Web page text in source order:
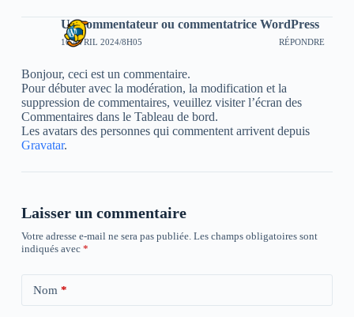
Un commentateur ou commentatrice WordPress
16 AVRIL 2024/8H05 RÉPONDRE
Bonjour, ceci est un commentaire.
Pour débuter avec la modération, la modification et la
suppression de commentaires, veuillez visiter l’écran des
Commentaires dans le Tableau de bord.
Les avatars des personnes qui commentent arrivent depuis
Gravatar.
Laisser un commentaire
Votre adresse e-mail ne sera pas publiée. Les champs obligatoires sont
indiqués avec *
Nom *